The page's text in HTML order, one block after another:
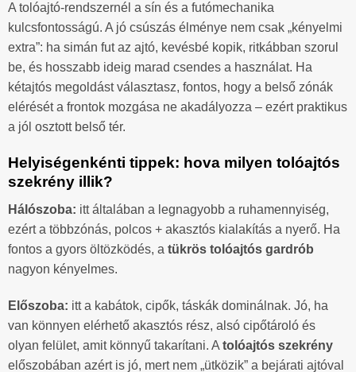
A tolóajtó-rendszernél a sín és a futómechanika
kulcsfontosságú. A jó csúszás élménye nem csak „kényelmi
extra”: ha simán fut az ajtó, kevésbé kopik, ritkábban szorul
be, és hosszabb ideig marad csendes a használat. Ha
kétajtós megoldást választasz, fontos, hogy a belső zónák
elérését a frontok mozgása ne akadályozza – ezért praktikus
a jól osztott belső tér.
Helyiségenkénti tippek: hova milyen tolóajtós
szekrény illik?
Hálószoba: itt általában a legnagyobb a ruhamennyiség,
ezért a többzónás, polcos + akasztós kialakítás a nyerő. Ha
fontos a gyors öltözködés, a tükrös tolóajtós gardrób
nagyon kényelmes.
Előszoba: itt a kabátok, cipők, táskák dominálnak. Jó, ha
van könnyen elérhető akasztós rész, alsó cipőtároló és
olyan felület, amit könnyű takarítani. A tolóajtós szekrény
előszobában azért is jó, mert nem „ütközik” a bejárati ajtóval